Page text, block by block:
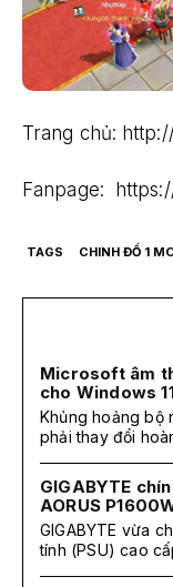
Trang chủ:
Fanpage:
TAGS CHINH ĐỒ 1
Microsoft âm
cho Windows
Khủng hoảng bộ
phải thay đổi
GIGABYTE
AORUS
GIGABYTE vừa
tính (PSU) cao